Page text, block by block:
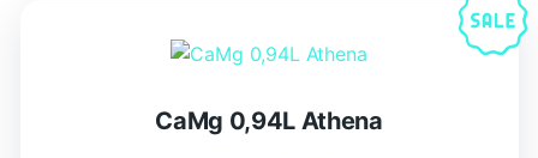
CaMg 0,94L Athena